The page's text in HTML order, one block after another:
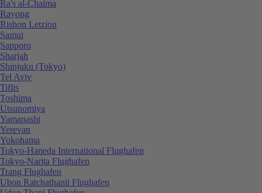
Ra's al-Chaima
Rayong
Rishon Letzion
Samui
Sapporo
Sharjah
Shinjuku (Tokyo)
Tel Aviv
Tiflis
Toshima
Utsunomiya
Yamanashi
Yerevan
Yokohama
Tokyo-Haneda International Flughafen
Tokyo-Narita Flughafen
Trang Flughafen
Ubon Ratchathanii Flughafen